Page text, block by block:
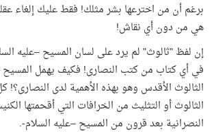
برغم أن من اخترعها بشر مثلك! فقط عليك إلغاء
هي من دون أي نقاش!
إن لفظ "ثالوث" لم يرد على لسان المسيح –عليه
في أي كتاب من كتب النصارى! فكيف يهمل المسيح
الثالوث الأقدس وهو بهذه الأهمية لدى النصارى؟!
الثالوث أو التثليث من الخرافات التي أقحمتها
النصرانية بعد قرون من المسيح –عليه السلام-.